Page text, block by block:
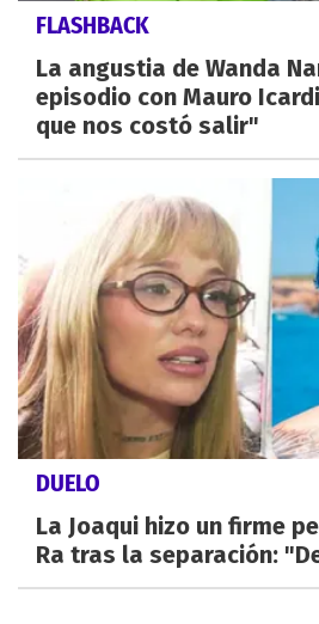
FLASHBACK
La angustia de Wanda
episodio con Mauro
que nos costó salir"
DUELO
La Joaqui hizo un firme
Ra tras la separación: